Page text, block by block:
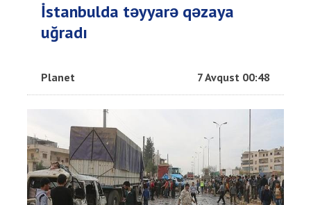
İstanbulda təyyarə qəzaya
uğradı
Planet 7 Avqust 00:48